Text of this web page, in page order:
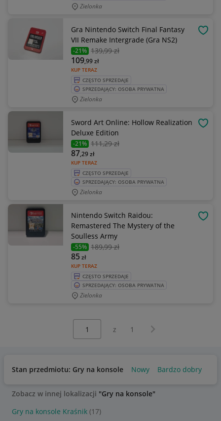
Zielonka
Gra Nintendo Switch Final Fantasy
VII Remake Intergrade (Gra NS2)
-21% 139,99 zł
KUP TERAZ
109,99zł
CZĘSTO SPRZEDAJE
SPRZEDAJĄCY: OSOBA PRYWATNA
Zielonka
Sword Art Online: Hollow Realization
Deluxe Edition
-21% 111,29 zł
KUP TERAZ
87,29zł
CZĘSTO SPRZEDAJE
SPRZEDAJĄCY: OSOBA PRYWATNA
Zielonka
Nintendo Switch Raidou:
Remastered The Mystery of the
Soulless Army
-55% 189,99 zł
KUP TERAZ
85zł
CZĘSTO SPRZEDAJE
SPRZEDAJĄCY: OSOBA PRYWATNA
Zielonka
z 1 Następna strona
Stan przedmiotu: Gry na konsole Nowy Bardzo dobry
Zobacz w innej lokalizacji "Gry na konsole"
Gry na konsole Kraśnik (17)